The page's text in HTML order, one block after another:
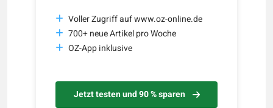
Voller Zugriff auf www.oz-online.de
700+ neue Artikel pro Woche
OZ-App inklusive
Jetzt testen und 90 % sparen